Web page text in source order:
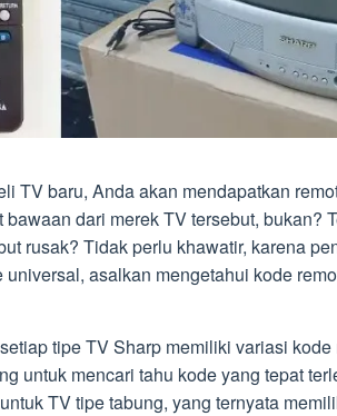
TV baru, Anda akan mendapatkan
bawaan dari merek TV tersebut, bukan?
rusak? Tidak perlu khawatir, karena
universal, asalkan mengetahui kode
tipe TV Sharp memiliki variasi
untuk mencari tahu kode yang tepat
TV tipe tabung, yang ternyata